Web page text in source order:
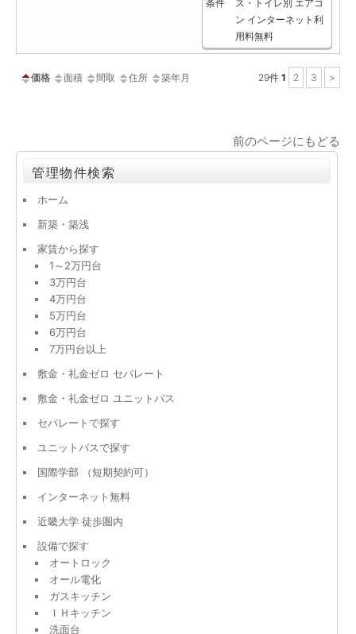
条件
ス・トイレ別 エアコ
ン インターネット利
用料無料
価格 面積 間取 住所 築年月 29件 1 2 3 >
前のページにもどる
管理物件検索
ホーム
新築・築浅
家賃から探す
1～2万円台
3万円台
4万円台
5万円台
6万円台
7万円台以上
敷金・礼金ゼロ セパレート
敷金・礼金ゼロ ユニットバス
セパレートで探す
ユニットバスで探す
国際学部 （短期契約可）
インターネット無料
近畿大学 徒歩圏内
設備で探す
オートロック
オール電化
ガスキッチン
ＩＨキッチン
洗面台